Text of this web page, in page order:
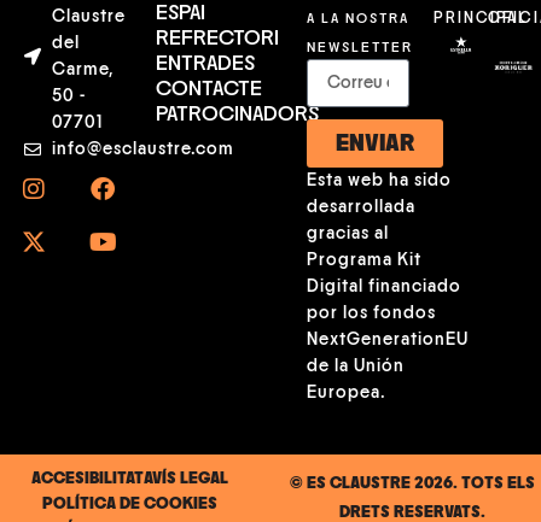
Claustre
del
Carme,
50 -
07701
info@esclaustre.com
ESPAI
REFRECTORI
ENTRADES
CONTACTE
PATROCINADORS
A LA NOSTRA
NEWSLETTER
ENVIAR
Esta web ha sido
desarrollada
gracias al
Programa Kit
Digital financiado
por los fondos
NextGenerationEU
de la Unión
Europea.
PRINCIPAL
© ES CLAUSTRE 2026. TOTS ELS
DRETS RESERVATS.
ACCESIBILITATAVÍS LEGAL
POLÍTICA DE COOKIES